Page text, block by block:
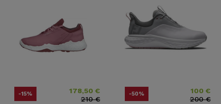
-15% Precio178,50 €
Precio base
210 €
-50% Precio100 €
Precio base
200 €